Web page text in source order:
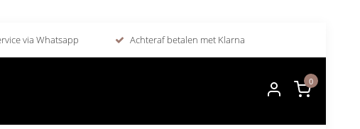
via Whatsapp Achteraf betalen met Klarna
0